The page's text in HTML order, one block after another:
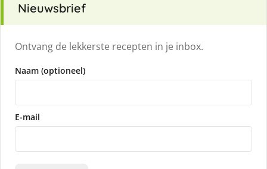
Nieuwsbrief
Ontvang de lekkerste recepten in je inbox.
Naam (optioneel)
E-mail